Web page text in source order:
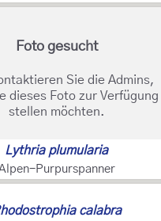
Foto gesucht
Sie die Admins,
dieses Foto zur Verfügung
stellen möchten.
Lythria plumularia
Purpurspanner
calabra